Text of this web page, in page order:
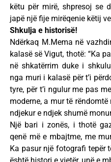
këtu për mirë, shpresoj se
japë një fije mirëqenie këtij
Shkulja e historisë!
Ndërkaq M.Mema në
kalasë së Vigut, thotë: “Ka
në shkatërrim duke i
nga muri i kalasë për t’i
tyre, për t’i ngulur me pas
moderne, a mur të
ndjekur e ndjek shumë
Një bari i zonës, i thotë
qenë më e mbajtme, me
Ka pasur një fotografi tepër